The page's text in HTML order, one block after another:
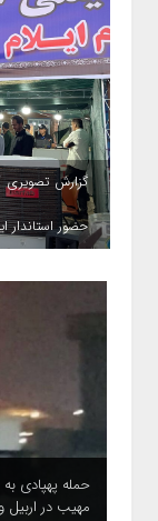
گزارش تصویری
حضور استاندار
حمله پهپادی
مهیب در اربیل